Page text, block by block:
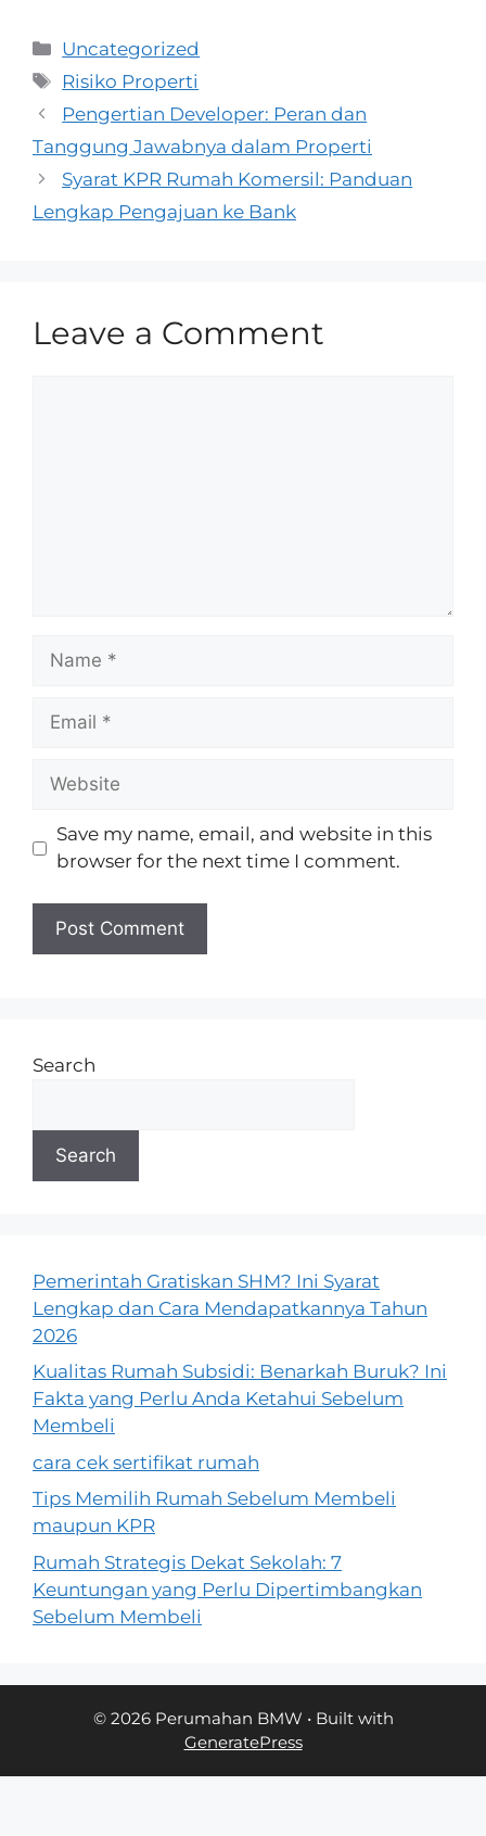
Uncategorized
Risiko Properti
Pengertian Developer: Peran dan
Tanggung Jawabnya dalam Properti
Syarat KPR Rumah Komersil: Panduan
Lengkap Pengajuan ke Bank
Leave a Comment
Save my name, email, and website in this
browser for the next time I comment.
Search
Search
Pemerintah Gratiskan SHM? Ini Syarat
Lengkap dan Cara Mendapatkannya Tahun
2026
Kualitas Rumah Subsidi: Benarkah Buruk? Ini
Fakta yang Perlu Anda Ketahui Sebelum
Membeli
cara cek sertifikat rumah
Tips Memilih Rumah Sebelum Membeli
maupun KPR
Rumah Strategis Dekat Sekolah: 7
Keuntungan yang Perlu Dipertimbangkan
Sebelum Membeli
© 2026 Perumahan BMW • Built with
GeneratePress